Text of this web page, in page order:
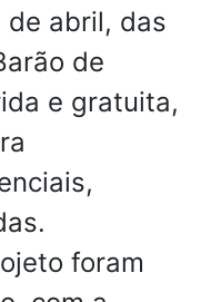
de abril, das
de
e gratuita,
foram